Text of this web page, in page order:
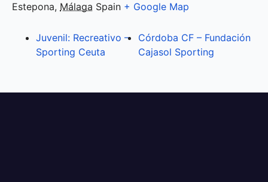
Estepona, Málaga Spain + Google Map
Juvenil: Recreativo –
Sporting Ceuta
Córdoba CF – Fundación
Cajasol Sporting